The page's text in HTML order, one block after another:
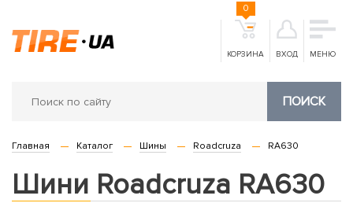
КОРЗИНА
0
ВХОД МЕНЮ
ПОИСК
Главная Каталог Шины Roadcruza RA630
Шини Roadcruza RA630